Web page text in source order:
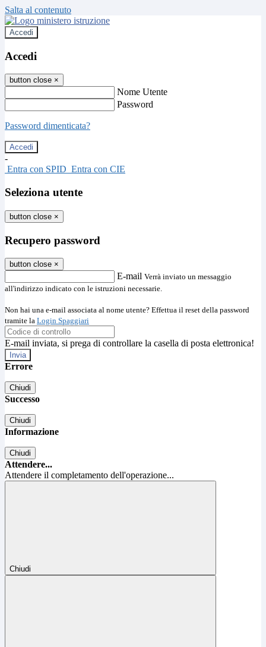
Salta al contenuto
Accedi
Accedi
button close ×
Nome Utente
Password
Password dimenticata?
-
Entra con SPID Entra con CIE
Seleziona utente
button close ×
Recupero password
button close ×
E-mail Verrà inviato un messaggio
all'indirizzo indicato con le istruzioni necessarie.
Non hai una e-mail associata al nome utente? Effettua il reset della password
tramite la Login Spaggiari
E-mail inviata, si prega di controllare la casella di posta elettronica!
Errore
Chiudi
Successo
Chiudi
Informazione
Chiudi
Attendere...
Attendere il completamento dell'operazione...
Chiudi